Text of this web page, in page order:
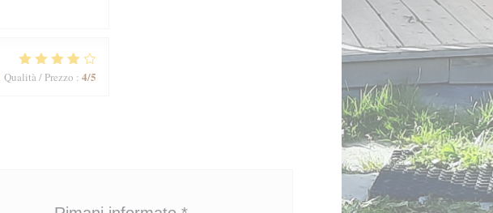
Qualità / Prezzo : 4/5